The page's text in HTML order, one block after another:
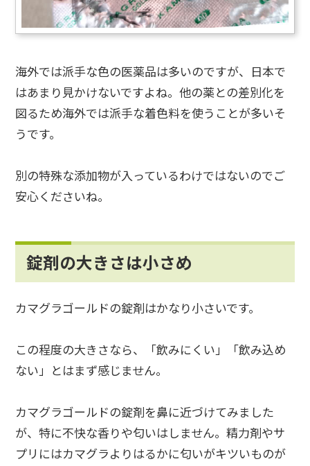
海外では派手な色の医薬品は多いのですが、日本で
はあまり見かけないですよね。他の薬との差別化を
図るため海外では派手な着色料を使うことが多いそ
うです。
別の特殊な添加物が入っているわけではないのでご
安心くださいね。
錠剤の大きさは小さめ
カマグラゴールドの錠剤はかなり小さいです。
この程度の大きさなら、「飲みにくい」「飲み込め
ない」とはまず感じません。
カマグラゴールドの錠剤を鼻に近づけてみました
が、特に不快な香りや匂いはしません。精力剤やサ
プリにはカマグラよりはるかに匂いがキツいものが